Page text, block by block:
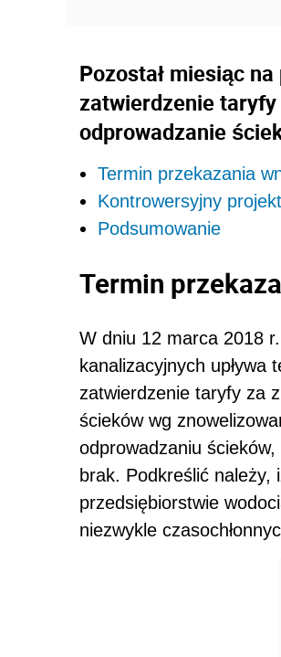
Pozostał miesiąc
zatwierdzenie
odprowadzanie
Termin przekazania
Kontrowersyjny
Podsumowanie
Termin
W dniu 12 marca 2018
kanalizacyjnych
zatwierdzenie taryfy za
ścieków wg
odprowadzaniu
brak. Podkreślić
przedsiębiorstwie
niezwykle